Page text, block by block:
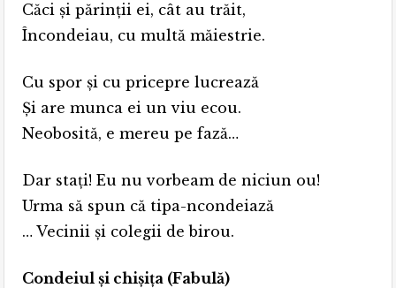
Căci și părinții ei, cât au trăit,
Încondeiau, cu multă măiestrie.
Cu spor și cu pricepre lucrează
Și are munca ei un viu ecou.
Neobosită, e mereu pe fază…
Dar stați! Eu nu vorbeam de niciun ou!
Urma să spun că tipa-ncondeiază
… Vecinii și colegii de birou.
Condeiul și chișița (Fabulă)